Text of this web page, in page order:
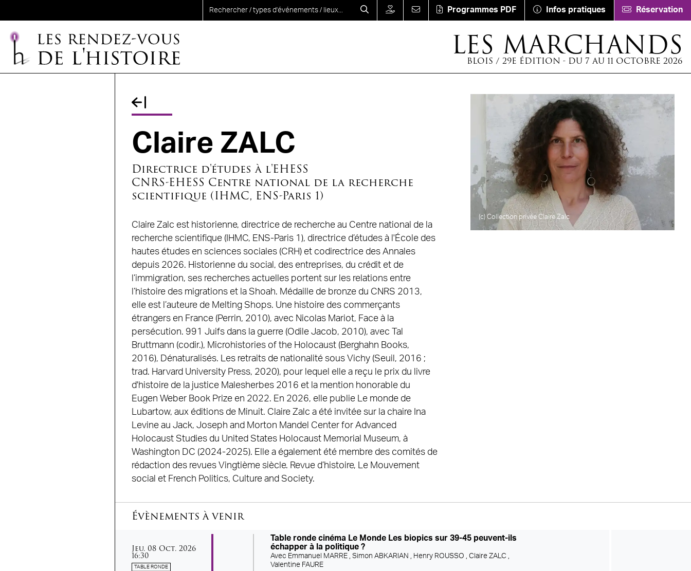
Programmes PDF Infos pratiques Réservation
LES MARCHANDS
BLOIS / 29E ÉDITION - DU 7 AU 11 OCTOBRE 2026
Fil d'Ariane
Claire ZALC
Directrice d'études à l'EHESS
CNRS-EHESS Centre national de la recherche
scientifique (IHMC, ENS-Paris 1)
Claire Zalc est historienne, directrice de recherche au Centre national de la
recherche scientifique (IHMC, ENS-Paris 1), directrice d’études à l'École des
hautes études en sciences sociales (CRH) et codirectrice des Annales
depuis 2026. Historienne du social, des entreprises, du crédit et de
l’immigration, ses recherches actuelles portent sur les relations entre
l’histoire des migrations et la Shoah. Médaille de bronze du CNRS 2013,
elle est l’auteure de Melting Shops. Une histoire des commerçants
étrangers en France (Perrin, 2010), avec Nicolas Mariot, Face à la
persécution. 991 Juifs dans la guerre (Odile Jacob, 2010), avec Tal
Bruttmann (codir.), Microhistories of the Holocaust (Berghahn Books,
2016), Dénaturalisés. Les retraits de nationalité sous Vichy (Seuil, 2016 ;
trad. Harvard University Press, 2020), pour lequel elle a reçu le prix du livre
d'histoire de la justice Malesherbes 2016 et la mention honorable du
Eugen Weber Book Prize en 2022. En 2026, elle publie Le monde de
Lubartow, aux éditions de Minuit. Claire Zalc a été invitée sur la chaire Ina
Levine au Jack, Joseph and Morton Mandel Center for Advanced
Holocaust Studies du United States Holocaust Memorial Museum, à
Washington DC (2024-2025). Elle a également été membre des comités de
rédaction des revues Vingtième siècle. Revue d’histoire, Le Mouvement
social et French Politics, Culture and Society.
(c) Collection privée Claire Zalc
Évènements à venir
jeudi
Jeu. 08 octobre
Oct. 2026
16:30
TABLE RONDE
Table ronde cinéma Le Monde Les biopics sur 39-45 peuvent-ils
échapper à la politique ?
Avec Emmanuel MARRE ,Simon ABKARIAN , Henry ROUSSO ,Claire ZALC ,
Valentine FAURE